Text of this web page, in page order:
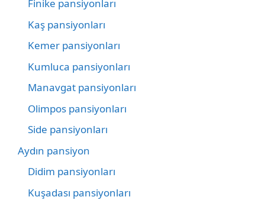
Finike pansiyonları
Kaş pansiyonları
Kemer pansiyonları
Kumluca pansiyonları
Manavgat pansiyonları
Olimpos pansiyonları
Side pansiyonları
Aydın pansiyon
Didim pansiyonları
Kuşadası pansiyonları